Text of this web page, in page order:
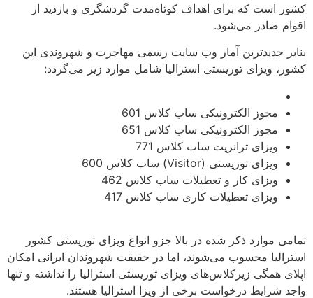
کشور است که برای اهداف کوتاه‌مدت گردشگری و بازدید از
اقوام صادر می‌شود.
بنابر جدیدترین آمار وب سایت رسمی مهاجرت و شهروندی این
کشور، ویزای توریستی استرالیا شامل موارد زیر می‌گردد:
مجوز الکترونیکی ساب کلاس 601
مجوز الکترونیکی ساب کلاس 651
ویزای ترانزیت ساب کلاس 771
ویزای توریستی (Visitor) ساب کلاس 600
ویزای کار و تعطیلات ساب کلاس 462
ویزای تعطیلات کاری ساب کلاس 417
تمامی موارد ذکر شده در بالا جزو انواع ویزای توریستی کشور
استرالیا محسوب می‌شوند، اما در حقیقت شهروندان ایرانی امکان
اپلای همگی زیرکلاس‌های ویزای توریستی استرالیا را نداشته و تنها
واجد شرایط درخواست برخی از ویزا استرالیا هستند.